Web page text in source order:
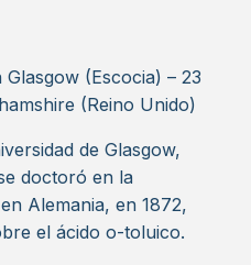
(Escocia) – 23
(Reino Unido)
de Glasgow,
doctoró en la
Alemania, en 1872,
el ácido o-toluico.